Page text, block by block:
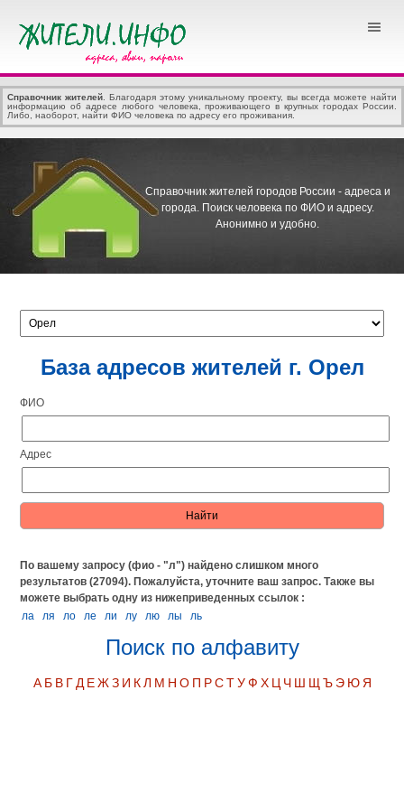
Справочник жителей . Благодаря этому уникальному проекту, вы всегда можете найти
информацию об адресе любого человека, проживающего в крупных городах России.
Либо, наоборот, найти ФИО человека по адресу его проживания.
Справочник жителей городов России - адреса и
города. Поиск человека по ФИО и адресу.
Анонимно и удобно.
База адресов жителей г. Орел
ФИО
Адрес
По вашему запросу (фио - "л") найдено слишком много
результатов (27094). Пожалуйста, уточните ваш запрос.Также вы
можете выбрать одну из нижеприведенных ссылок :
ла
ля ло ле ли лу лю лы ль
Поиск по алфавиту
А Б В Г Д Е Ж З И К Л М Н О П Р С Т У Ф Х Ц Ч Ш Щ Ъ Э Ю Я